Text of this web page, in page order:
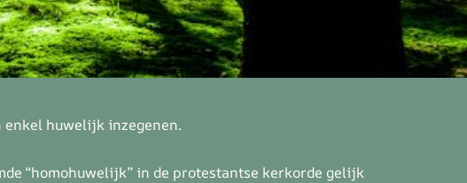
enkel huwelijk inzegenen.
“homohuwelijk” in de protestantse kerkorde gelijk